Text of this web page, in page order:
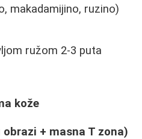
makadamijino, ruzino)
ružom 2-3 puta
kože
+ masna T zona)